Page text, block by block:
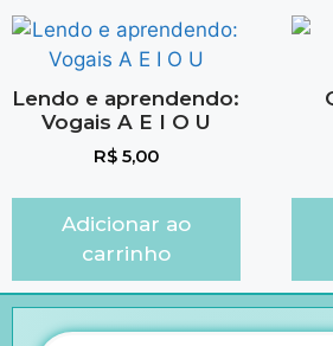
Lendo e aprendendo:
Vogais A E I O U
R$5,00
Adicionar ao
carrinho